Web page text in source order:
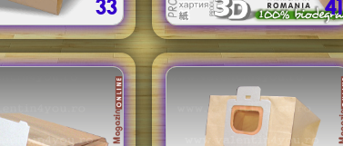
33 41